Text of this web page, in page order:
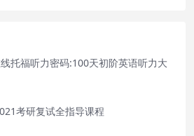
托福听力密码:100天初阶英语听力大
考研复试全指导课程